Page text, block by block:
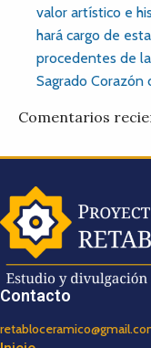
valor artístico e
hará cargo de
procedentes de
Sagrado Corazón
Comentarios
Contacto